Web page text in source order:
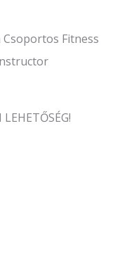
Fitness